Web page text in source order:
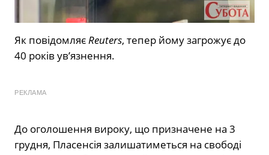
Як повідомляєReuters, тепер йому загрожує до
40 років ув’язнення.
РЕКЛАМА
До оголошення вироку, що призначене на 3
грудня, Пласенсія залишатиметься на свободі